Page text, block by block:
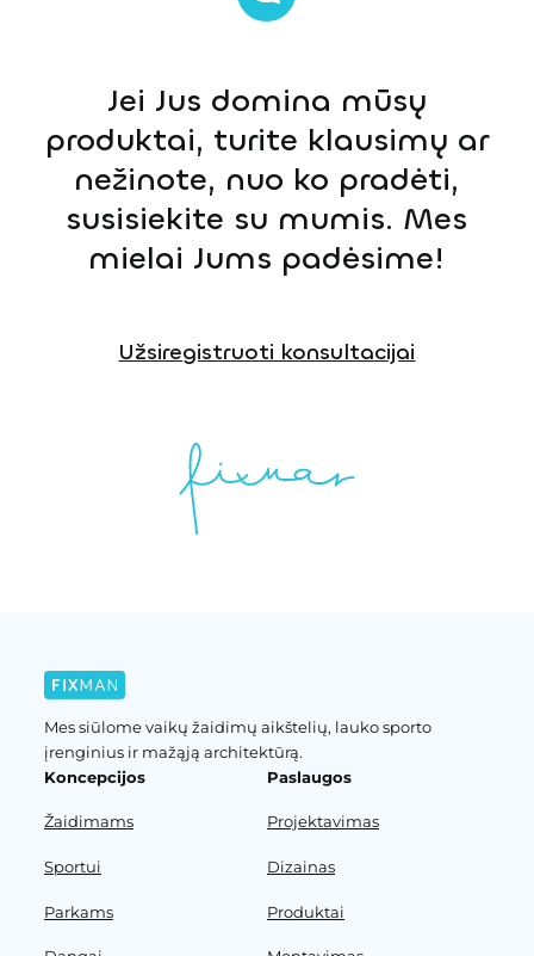
Jei Jus domina mūsų
produktai, turite klausimų ar
nežinote, nuo ko pradėti,
susisiekite su mumis. Mes
mielai Jums padėsime!
Užsiregistruoti konsultacijai
Mes siūlome vaikų žaidimų aikštelių, lauko sporto
įrenginius ir mažąją architektūrą.
Koncepcijos
Žaidimams
Sportui
Parkams
Paslaugos
Projektavimas
Dizainas
Produktai